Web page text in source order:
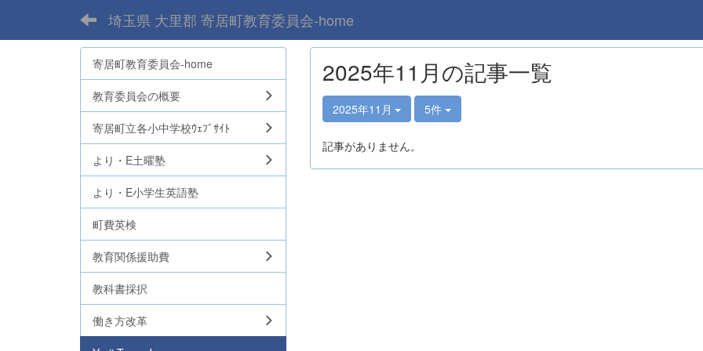
埼玉県 大里郡 寄居町教育委員会-home
2025年11月の記事一覧
2025年11月 5件
記事がありません。
寄居町教育委員会-home
教育委員会の概要
寄居町立各小中学校ｳｪﾌﾞｻｲﾄ
より・E土曜塾
より・E小学生英語塾
町費英検
教育関係援助費
教科書採択
働き方改革